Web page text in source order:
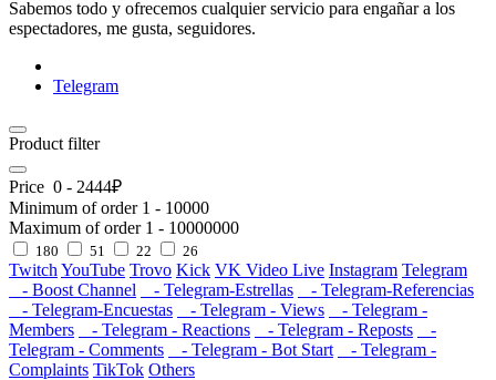
Sabemos todo y ofrecemos cualquier servicio para engañar a los
espectadores, me gusta, seguidores.
Telegram
Product filter
Price 0 - 2444₽
Minimum of order 1 - 10000
Maximum of order 1 - 10000000
180 51 22 26
Twitch YouTube Trovo Kick VK Video Live Instagram Telegram
- Boost Channel
- Telegram-Estrellas
- Telegram-Referencias
- Telegram-Encuestas
- Telegram - Views
- Telegram -
Members
- Telegram - Reactions - Telegram - Reposts
-
Telegram - Comments
- Telegram - Bot Start
- Telegram -
Complaints TikTok Others